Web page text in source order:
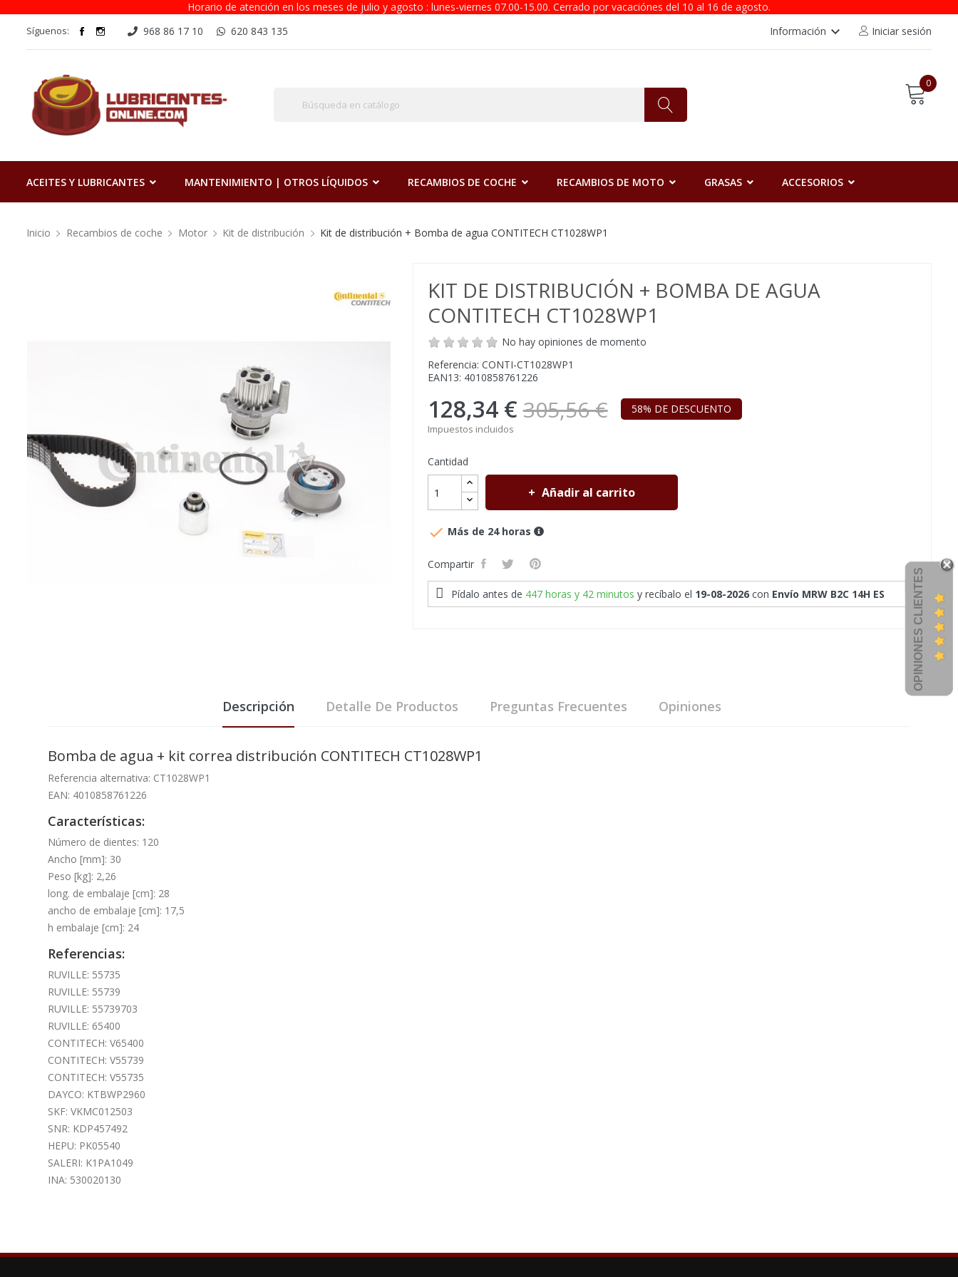
Horario de atención en los meses de julio y agosto : lunes-viernes 07.00-15.00. Cerrado por vacaciónes del 10 al 16 de agosto.
Síguenos: 968 86 17 10 620 843 135 Iniciar sesión
Información keyboard_arrow_down
0
ACEITES Y LUBRICANTES MANTENIMIENTO | OTROS LÍQUIDOS RECAMBIOS DE COCHE RECAMBIOS DE MOTO GRASAS ACCESORIOS
Inicio Recambios de coche Motor Kit de distribución Kit de distribución + Bomba de agua CONTITECH CT1028WP1
KIT DE DISTRIBUCIÓN + BOMBA DE AGUA
CONTITECH CT1028WP1
No hay opiniones de momento
Referencia: CONTI-CT1028WP1
EAN13: 4010858761226
128,34 € 305,56 € 58% DE DESCUENTO
Impuestos incluidos
Cantidad
Añadir al carrito
 Más de 24 horas
Compartir
Pídalo antes de 447 horas y 42 minutos y recíbalo el 19-08-2026 con Envío MRW B2C 14H ES
Descripción Detalle De Productos Preguntas Frecuentes Opiniones
Bomba de agua + kit correa distribución CONTITECH CT1028WP1
Referencia alternativa: CT1028WP1
EAN: 4010858761226
Características:
Número de dientes: 120
Ancho [mm]: 30
Peso [kg]: 2,26
long. de embalaje [cm]: 28
ancho de embalaje [cm]: 17,5
h embalaje [cm]: 24
Referencias:
RUVILLE: 55735
RUVILLE: 55739
RUVILLE: 55739703
RUVILLE: 65400
CONTITECH: V65400
CONTITECH: V55739
CONTITECH: V55735
DAYCO: KTBWP2960
SKF: VKMC012503
SNR: KDP457492
HEPU: PK05540
SALERI: K1PA1049
INA: 530020130
OPINIONES CLIENTES